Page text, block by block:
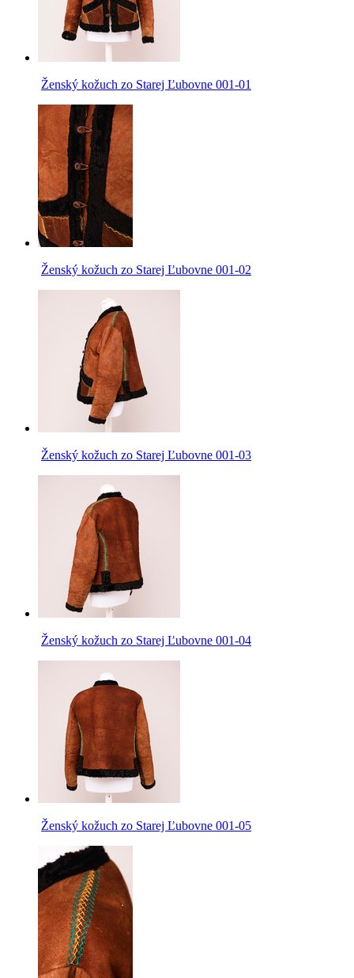
Ženský kožuch zo Starej Ľubovne 001-01
Ženský kožuch zo Starej Ľubovne 001-02
Ženský kožuch zo Starej Ľubovne 001-03
Ženský kožuch zo Starej Ľubovne 001-04
Ženský kožuch zo Starej Ľubovne 001-05